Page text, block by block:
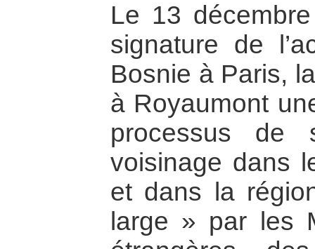
Le 13
signature de
Bosnie à Paris,
à Royaumont
processus de
voisinage dans
et dans la
large » par les